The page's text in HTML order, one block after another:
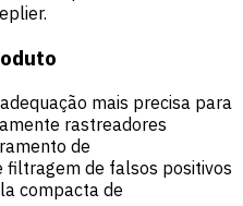
mais precisa para
rastreadores
de
filtragem de falsos positivos
compacta de